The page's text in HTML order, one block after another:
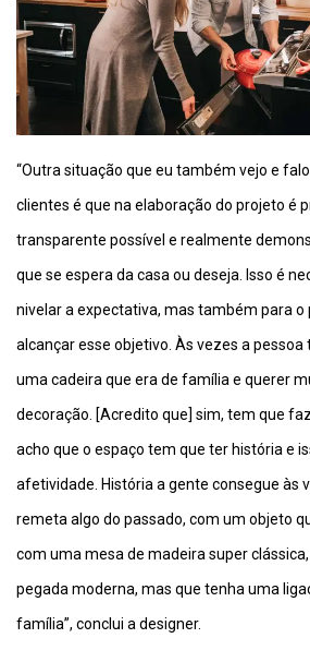
“Outra situação que eu também vejo e
clientes é que na elaboração do projeto é
transparente possível e realmente
que se espera da casa ou deseja. Isso é
nivelar a expectativa, mas também para
alcançar esse objetivo. Às vezes a
uma cadeira que era de família e querer
decoração. [Acredito que] sim, tem que
acho que o espaço tem que ter história e
afetividade. História a gente consegue às
remeta algo do passado, com um objeto
com uma mesa de madeira super
pegada moderna, mas que tenha uma
família”, conclui a designer.